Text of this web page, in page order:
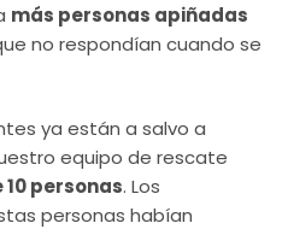
más personas apiñadas
no respondían cuando se
ya están a salvo a
equipo de rescate
personas. Los
personas habían